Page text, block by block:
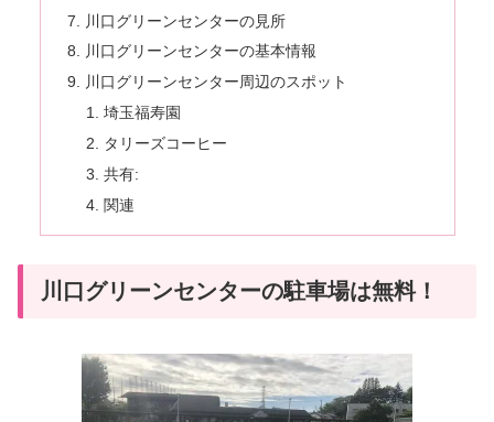
川口グリーンセンターの見所
川口グリーンセンターの基本情報
川口グリーンセンター周辺のスポット
埼玉福寿園
タリーズコーヒー
共有:
関連
川口グリーンセンターの駐車場は無料！